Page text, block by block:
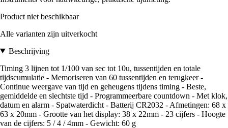
Product niet beschikbaar
Alle varianten zijn uitverkocht
Beschrijving
Timing 3 lijnen tot 1/100 van sec tot 10u, tussentijden en totale
tijdscumulatie - Memoriseren van 60 tussentijden en terugkeer -
Continue weergave van tijd en geheugens tijdens timing - Beste,
gemiddelde en slechtste tijd - Programmeerbare countdown - Met klok,
datum en alarm - Spatwaterdicht - Batterij CR2032 - Afmetingen: 68 x
63 x 20mm - Grootte van het display: 38 x 22mm - 23 cijfers - Hoogte
van de cijfers: 5 / 4 / 4mm - Gewicht: 60 g